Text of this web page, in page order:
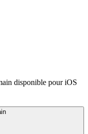
disponible pour iOS